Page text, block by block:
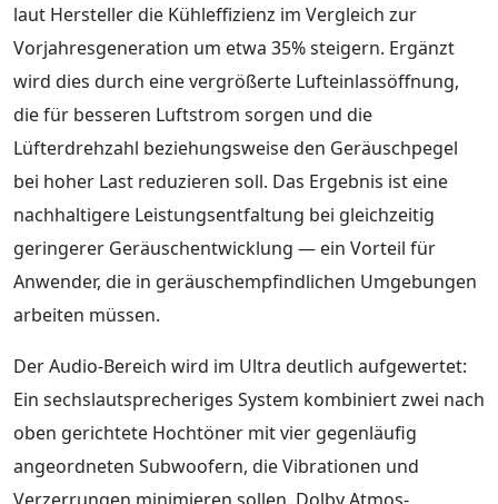
laut Hersteller die Kühleffizienz im Vergleich zur
Vorjahresgeneration um etwa 35% steigern. Ergänzt
wird dies durch eine vergrößerte Lufteinlassöffnung,
die für besseren Luftstrom sorgen und die
Lüfterdrehzahl beziehungsweise den Geräuschpegel
bei hoher Last reduzieren soll. Das Ergebnis ist eine
nachhaltigere Leistungsentfaltung bei gleichzeitig
geringerer Geräuschentwicklung — ein Vorteil für
Anwender, die in geräuschempfindlichen Umgebungen
arbeiten müssen.
Der Audio-Bereich wird im Ultra deutlich aufgewertet:
Ein sechslautsprecheriges System kombiniert zwei nach
oben gerichtete Hochtöner mit vier gegenläufig
angeordneten Subwoofern, die Vibrationen und
Verzerrungen minimieren sollen. Dolby Atmos-